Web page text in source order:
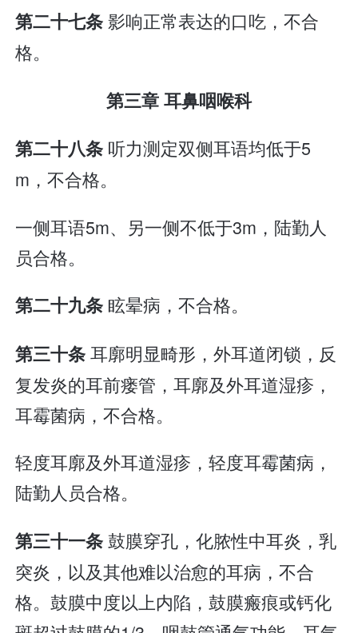
第二十七条影响正常表达的口吃，不合
格。
第三章 耳鼻咽喉科
第二十八条 听力测定双侧耳语均低于5
m，不合格。
一侧耳语5m、另一侧不低于3m，陆勤人
员合格。
第二十九条 眩晕病，不合格。
第三十条耳廓明显畸形，外耳道闭锁，反
复发炎的耳前瘘管，耳廓及外耳道湿疹，
耳霉菌病，不合格。
轻度耳廓及外耳道湿疹，轻度耳霉菌病，
陆勤人员合格。
第三十一条鼓膜穿孔，化脓性中耳炎，乳
突炎，以及其他难以治愈的耳病，不合
格。鼓膜中度以上内陷，鼓膜瘢痕或钙化